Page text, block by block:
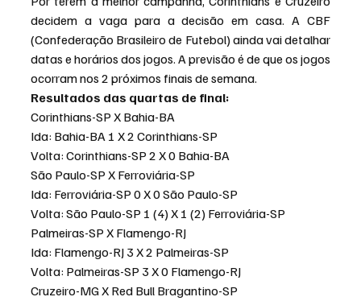
decidem a vaga para a decisão em casa. A CBF
(Confederação Brasileiro de Futebol) ainda vai detalhar
datas e horários dos jogos. A previsão é de que os jogos
ocorram nos 2 próximos finais de semana.
Resultados das quartas de final:
Corinthians-SP X Bahia-BA
Ida: Bahia-BA 1 X 2 Corinthians-SP
Volta: Corinthians-SP 2 X 0 Bahia-BA
São Paulo-SP X Ferroviária-SP
Ida: Ferroviária-SP 0 X 0 São Paulo-SP
Volta: São Paulo-SP 1 (4) X 1 (2) Ferroviária-SP
Palmeiras-SP X Flamengo-RJ
Ida: Flamengo-RJ 3 X 2 Palmeiras-SP
Volta: Palmeiras-SP 3 X 0 Flamengo-RJ
Cruzeiro-MG X Red Bull Bragantino-SP